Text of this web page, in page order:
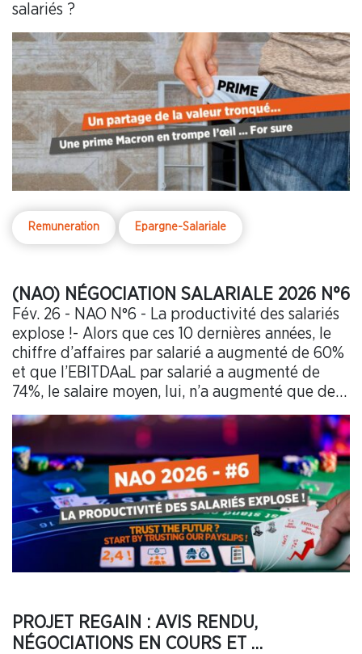
salariés ?
Remuneration Epargne-Salariale
(NAO) NÉGOCIATION SALARIALE 2026 N°6
Fév. 26 - NAO N°6 - La productivité des salariés
explose !- Alors que ces 10 dernières années, le
chiffre d’affaires par salarié a augmenté de 60%
et que l’EBITDAaL par salarié a augmenté de
74%, le salaire moyen, lui, n’a augmenté que de…
PROJET REGAIN : AVIS RENDU,
NÉGOCIATIONS EN COURS ET …